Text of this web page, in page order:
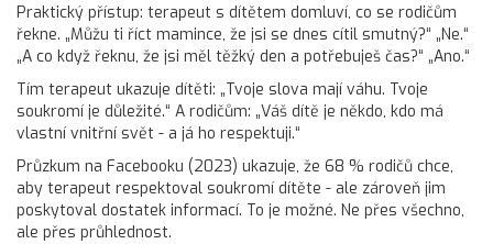
Praktický přístup: terapeut s dítětem domluví, co se rodičům
řekne. „Můžu ti říct mamince, že jsi se dnes cítil smutný?“ „Ne.“
„A co když řeknu, že jsi měl těžký den a potřebuješ čas?“ „Ano.“
Tím terapeut ukazuje dítěti: „Tvoje slova mají váhu. Tvoje
soukromí je důležité.“ A rodičům: „Váš dítě je někdo, kdo má
vlastní vnitřní svět - a já ho respektuji.“
Průzkum na Facebooku (2023) ukazuje, že 68 % rodičů chce,
aby terapeut respektoval soukromí dítěte - ale zároveň jim
poskytoval dostatek informací. To je možné. Ne přes všechno,
ale přes průhlednost.